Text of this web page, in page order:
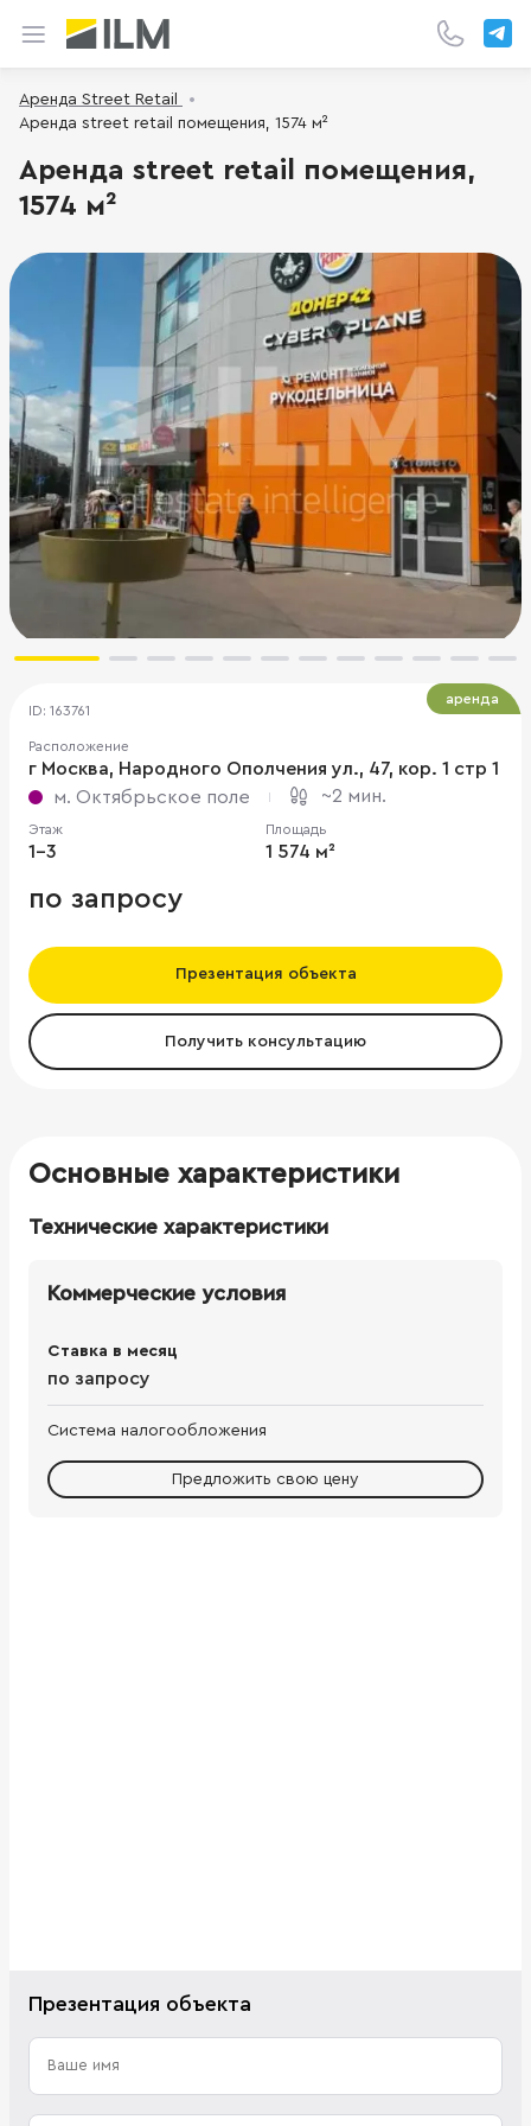
Аренда Street Retail
Аренда street retail помещения, 1574 м²
Аренда street retail помещения,
1574 м²
ID: 163761
Расположение
г Москва, Народного Ополчения ул., 47, кор. 1 стр 1
м. Октябрьское поле
~2 мин.
Этаж
1-3
Площадь
1 574 м²
по запросу
Презентация объекта
Получить консультацию
аренда
Основные характеристики
Технические характеристики
Коммерческие условия
Ставка в месяц
по запросу
Система налогообложения
Предложить свою цену
Презентация объекта